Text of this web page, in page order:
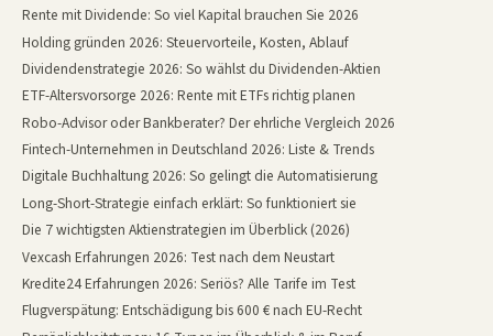
Rente mit Dividende: So viel Kapital brauchen Sie 2026
Holding gründen 2026: Steuervorteile, Kosten, Ablauf
Dividendenstrategie 2026: So wählst du Dividenden-Aktien
ETF-Altersvorsorge 2026: Rente mit ETFs richtig planen
Robo-Advisor oder Bankberater? Der ehrliche Vergleich 2026
Fintech-Unternehmen in Deutschland 2026: Liste & Trends
Digitale Buchhaltung 2026: So gelingt die Automatisierung
Long-Short-Strategie einfach erklärt: So funktioniert sie
Die 7 wichtigsten Aktienstrategien im Überblick (2026)
Vexcash Erfahrungen 2026: Test nach dem Neustart
Kredite24 Erfahrungen 2026: Seriös? Alle Tarife im Test
Flugverspätung: Entschädigung bis 600 € nach EU-Recht